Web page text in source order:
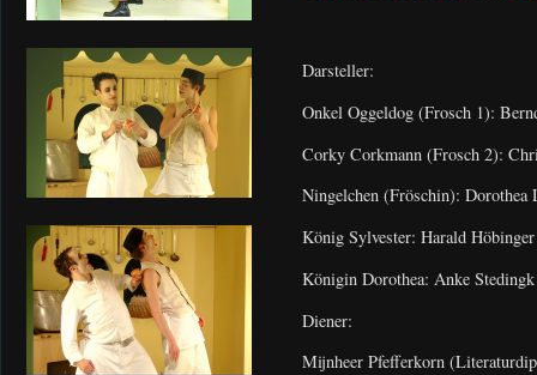
Darsteller:
Onkel Oggeldog (Frosch 1):
Corky Corkmann (Frosch 2):
Ningelchen (Fröschin): Dorothea
König Sylvester: Harald Höbinger
Königin Dorothea: Anke Stedingk
Diener:
Mijnheer Pfefferkorn